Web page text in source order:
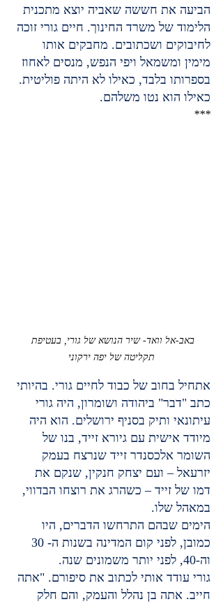
הביעה את חששה שאביה יוצא מתכנית
הלימוד של משרד החינוך. חיים גורי זוכה
לחיבוקים ושכתובים. מחבקים אותו
מימין ומשמאל ויפי הנפש, מנסים לאחוז
בספרותו בלבד, כאילו לא היתה פוליטית.
כאילו הוא נטו משלהם.
***
באב-אל וואד- שיר הנושא של גורי, בעטיפת
תקליטה של יפה ירקוני
אתחיל בחוב של כבוד לחיים גורי. בהיותי
כתב "דבר" ביהודה ושומרון, היה גורי
עיתונאי ותיק בסניף ירושלים. הוא היה
מיודד אישית עם גיורא זייד, בנו של
השומר אלכסנדר זייד שנרצח בעמק
יזרעאל – ועם יצחק חנקין, שנקם את
דמו של זייד – כשהרג את רוצחו הבדווי,
במאהל שלו.
הימים שבהם התרחשו הדברים, היו
וה-40, לפני יותר משמונים שנה.
גורי עודד אותי לכתוב את סיפורם. "אתה
חייב. אתה בן נהלל והעמק, והם חלק